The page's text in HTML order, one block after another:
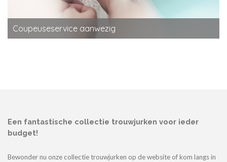
Coupeuseservice aanwezig
Een fantastische collectie trouwjurken voor ieder
budget!
Bewonder nu onze collectie trouwjurken op de website of kom langs in